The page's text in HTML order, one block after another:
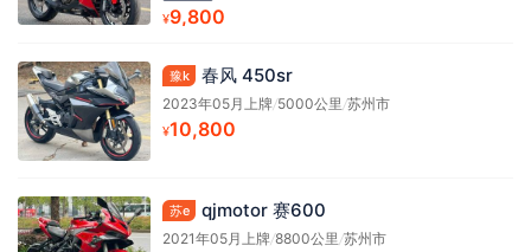
¥9,800
豫k 春风 450sr
2023年05月上牌/5000公里/苏州市
¥10,800
苏e qjmotor 赛600
2021年05月上牌/8800公里/苏州市